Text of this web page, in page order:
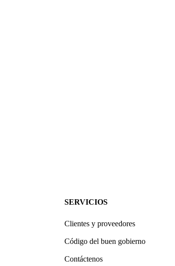
SERVICIOS
Clientes y proveedores
Código del buen gobierno
Contáctenos